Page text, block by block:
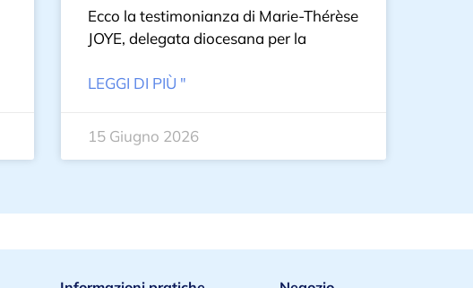
Ecco la testimonianza di Marie-Thérèse
JOYE, delegata diocesana per la
LEGGI DI PIÙ "
15 Giugno 2026